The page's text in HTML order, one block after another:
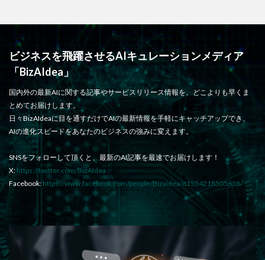
ビジネスを飛躍させるAIキュレーションメディア
「BizAIdea」
国内外の最新AIに関する記事やサービスリリース情報を、どこよりも早くま
とめてお届けします。
日々BizAIdeaに目を通すだけでAIの最新情報を手軽にキャッチアップでき、
AIの進化スピードをあなたのビジネスの強みに変えます。
SNSをフォローして頂くと、最新のAI記事を最速でお届けします！
X: https://twitter.com/BizAIdea
Facebook: https://www.facebook.com/people/Bizaidea/61554218505638/